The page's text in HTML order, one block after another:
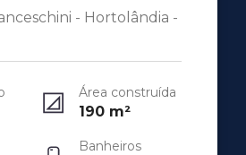
- Hortolândia -
Área construída
190 m²
Banheiros